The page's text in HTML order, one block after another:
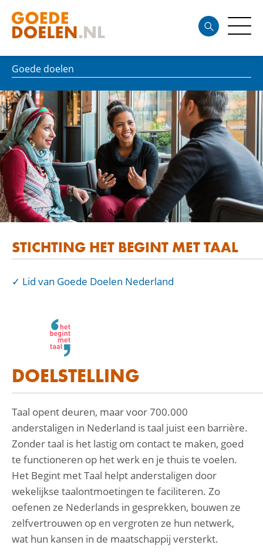
Goede doelen
STICHTING HET BEGINT MET TAAL
Lid van Goede Doelen Nederland
DOELSTELLING
Taal opent deuren, maar voor 700.000
anderstaligen in Nederland is taal juist een barrière.
Zonder taal is het lastig om contact te maken, goed
te functioneren op het werk en je thuis te voelen.
Het Begint met Taal helpt anderstaligen door
wekelijkse taalontmoetingen te faciliteren. Zo
oefenen ze Nederlands in gesprekken, bouwen ze
zelfvertrouwen op en vergroten ze hun netwerk,
wat hun kansen in de maatschappij versterkt.